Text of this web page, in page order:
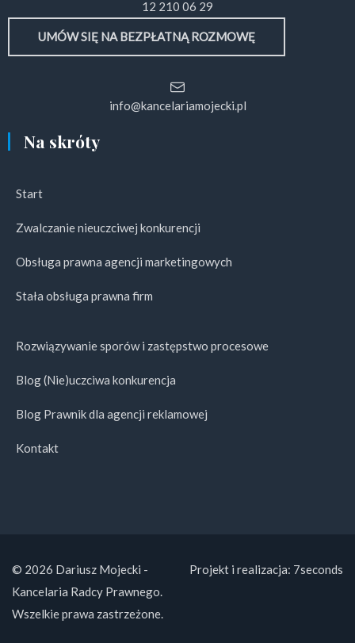
12 210 06 29
UMÓW SIĘ NA BEZPŁATNĄ ROZMOWĘ
info@kancelariamojecki.pl
Na skróty
Start
Zwalczanie nieuczciwej konkurencji
Obsługa prawna agencji marketingowych
Stała obsługa prawna firm
Rozwiązywanie sporów i zastępstwo procesowe
Blog (Nie)uczciwa konkurencja
Blog Prawnik dla agencji reklamowej
Kontakt
© 2026 Dariusz Mojecki -
Kancelaria Radcy Prawnego.
Wszelkie prawa zastrzeżone.
Projekt i realizacja: 7seconds